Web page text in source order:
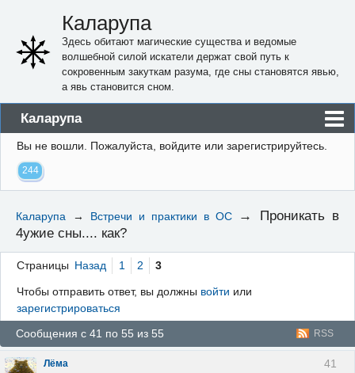
Каларупа
Здесь обитают магические существа и ведомые
волшебной силой искатели держат свой путь к
сокровенным закуткам разума, где сны становятся явью,
а явь становится сном.
Каларупа
Блог
Форум
Правила
Регистрация
Вход
Вы не вошли. Пожалуйста, войдите или зарегистрируйтесь.
244
Каларупа → Встречи и практики в ОС → Проникать в
4ужие сны.... как?
Страницы Назад 1 2 3
Чтобы отправить ответ, вы должны войти или
зарегистрироваться
RSS
Сообщения с 41 по 55 из 55
41
Лёма